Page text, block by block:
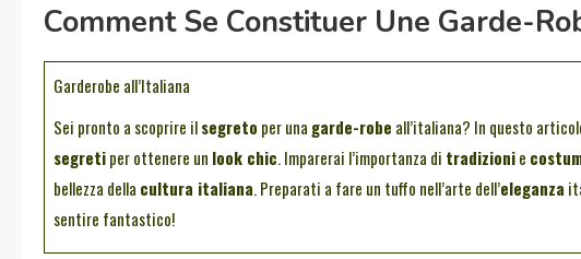
Comment Se Constituer Une Garde-
Garderobe all’Italiana
Sei pronto a scoprire ilsegreto per una garde-robe all’italiana? In questo
segretiper ottenere un look chic. Imparerai l’importanza di tradizionie
bellezza della cultura italiana. Preparati a fare un tuffo nell’arte dell’eleganza
sentire fantastico!